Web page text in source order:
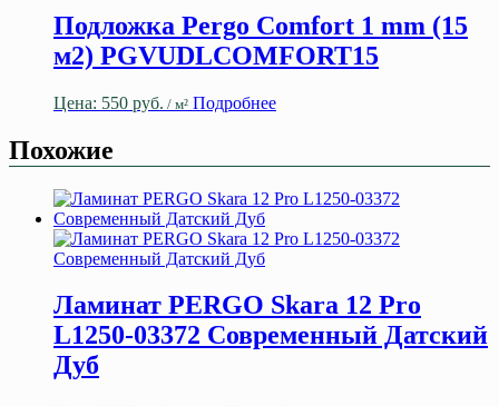
Подложка Pergo Comfort 1 mm (15
м2) PGVUDLCOMFORT15
Цена: 550 руб. / м² Подробнее
Похожие
Ламинат PERGO Skara 12 Pro
L1250-03372 Современный Датский
Дуб